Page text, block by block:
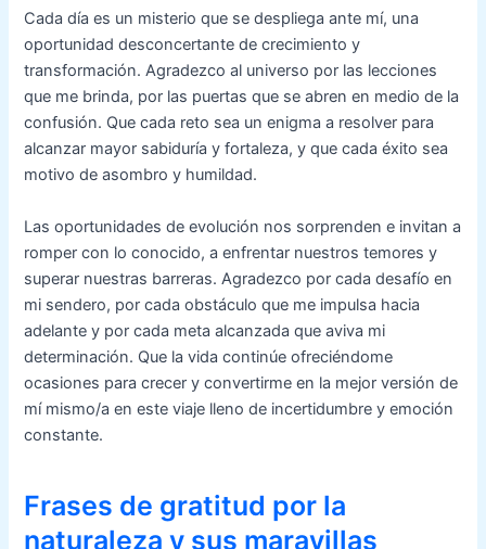
Cada día es un misterio que se despliega ante mí, una
oportunidad desconcertante de crecimiento y
transformación. Agradezco al universo por las lecciones
que me brinda, por las puertas que se abren en medio de la
confusión. Que cada reto sea un enigma a resolver para
alcanzar mayor sabiduría y fortaleza, y que cada éxito sea
motivo de asombro y humildad.
Las oportunidades de evolución nos sorprenden e invitan a
romper con lo conocido, a enfrentar nuestros temores y
superar nuestras barreras. Agradezco por cada desafío en
mi sendero, por cada obstáculo que me impulsa hacia
adelante y por cada meta alcanzada que aviva mi
determinación. Que la vida continúe ofreciéndome
ocasiones para crecer y convertirme en la mejor versión de
mí mismo/a en este viaje lleno de incertidumbre y emoción
constante.
Frases de gratitud por la
naturaleza y sus maravillas